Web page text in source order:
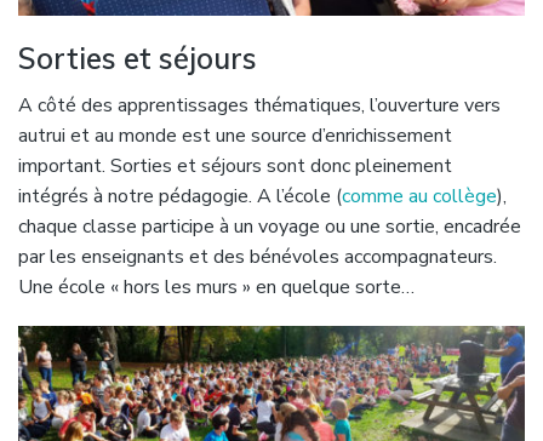
Sorties et séjours
A côté des apprentissages thématiques, l’ouverture vers
autrui et au monde est une source d’enrichissement
important. Sorties et séjours sont donc pleinement
intégrés à notre pédagogie. A l’école (comme au collège),
chaque classe participe à un voyage ou une sortie, encadrée
par les enseignants et des bénévoles accompagnateurs.
Une école « hors les murs » en quelque sorte…